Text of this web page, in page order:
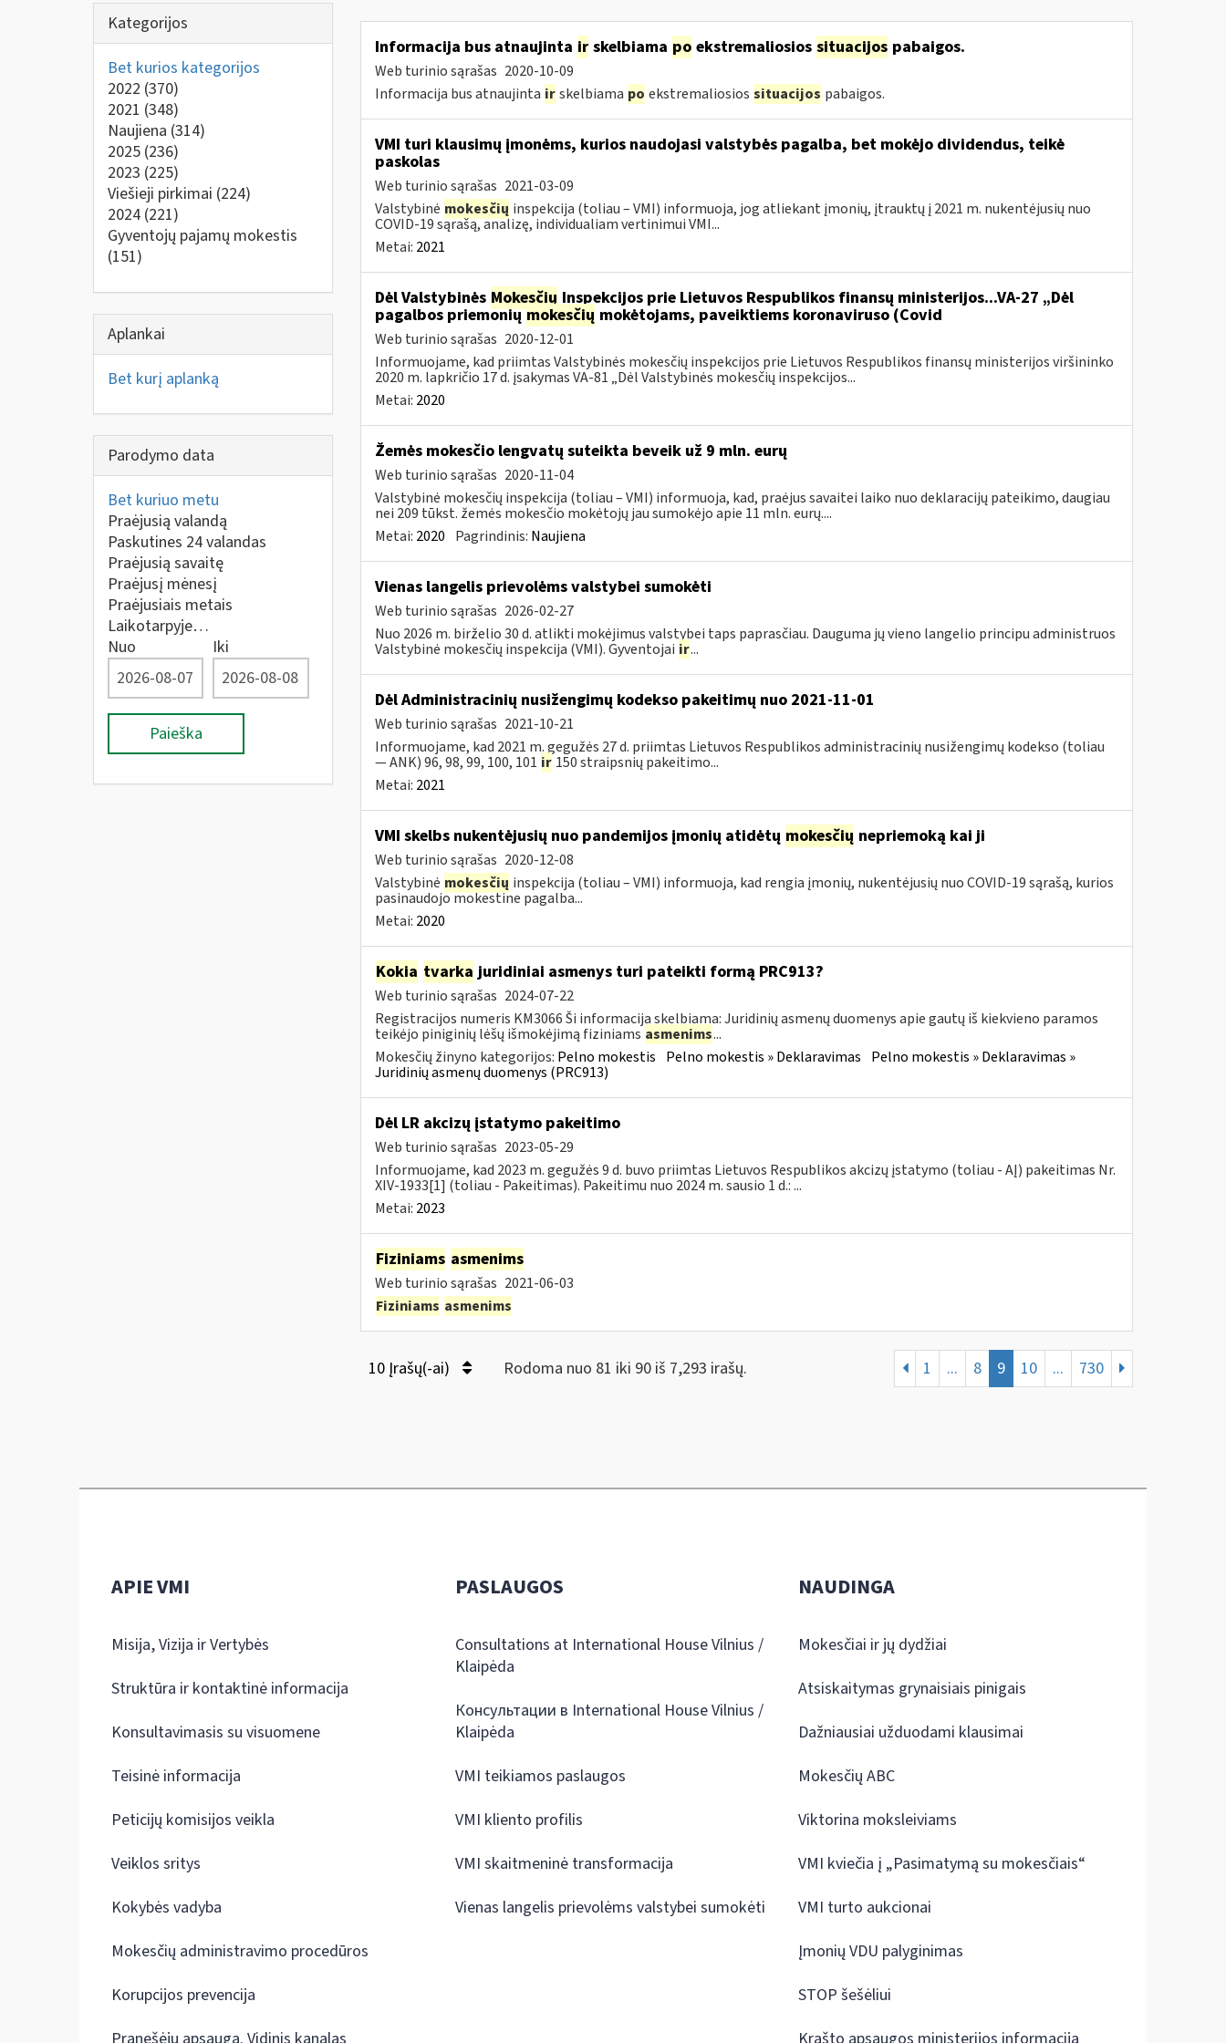
Kategorijos
Bet kurios kategorijos
2022 (370)
2021 (348)
Naujiena (314)
2025 (236)
2023 (225)
Viešieji pirkimai (224)
2024 (221)
Gyventojų pajamų mokestis
(151)
Aplankai
Bet kurį aplanką
Parodymo data
Bet kuriuo metu
Praėjusią valandą
Paskutines 24 valandas
Praėjusią savaitę
Praėjusį mėnesį
Praėjusiais metais
Laikotarpyje…
Nuo
Iki
Paieška
Informacija bus atnaujinta irskelbiama po ekstremaliosios situacijos pabaigos.
Web turinio sąrašas 2020-10-09
Informacija bus atnaujinta ir skelbiama po ekstremaliosios situacijos pabaigos.
VMI turi klausimų įmonėms, kurios naudojasi valstybės pagalba, bet mokėjo dividendus, teikė
paskolas
Web turinio sąrašas 2021-03-09
Valstybinė mokesčių inspekcija (toliau – VMI) informuoja, jog atliekant įmonių, įtrauktų į 2021 m. nukentėjusių nuo
COVID-19 sąrašą, analizę, individualiam vertinimui VMI...
Metai: 2021
Dėl Valstybinės MokesčiųInspekcijos prie Lietuvos Respublikos finansų ministerijos...VA-27 „Dėl
pagalbos priemoniųmokesčių mokėtojams, paveiktiems koronaviruso (Covid
Web turinio sąrašas 2020-12-01
Informuojame, kad priimtas Valstybinės mokesčių inspekcijos prie Lietuvos Respublikos finansų ministerijos viršininko
2020 m. lapkričio 17 d. įsakymas VA-81 „Dėl Valstybinės mokesčių inspekcijos...
Metai: 2020
Žemės mokesčio lengvatų suteikta beveik už 9 mln. eurų
Web turinio sąrašas 2020-11-04
Valstybinė mokesčių inspekcija (toliau – VMI) informuoja, kad, praėjus savaitei laiko nuo deklaracijų pateikimo, daugiau
nei 209 tūkst. žemės mokesčio mokėtojų jau sumokėjo apie 11 mln. eurų....
Metai: 2020 Pagrindinis: Naujiena
Vienas langelis prievolėms valstybei sumokėti
Web turinio sąrašas 2026-02-27
Nuo 2026 m. birželio 30 d. atlikti mokėjimus valstybei taps paprasčiau. Dauguma jų vieno langelio principu administruos
Valstybinė mokesčių inspekcija (VMI). Gyventojai ir...
Dėl Administracinių nusižengimų kodekso pakeitimų nuo 2021-11-01
Web turinio sąrašas 2021-10-21
Informuojame, kad 2021 m. gegužės 27 d. priimtas Lietuvos Respublikos administracinių nusižengimų kodekso (toliau
— ANK) 96, 98, 99, 100, 101 ir 150 straipsnių pakeitimo...
Metai: 2021
VMI skelbs nukentėjusių nuo pandemijos įmonių atidėtų mokesčių nepriemoką kai ji
Web turinio sąrašas 2020-12-08
Valstybinė mokesčių inspekcija (toliau – VMI) informuoja, kad rengia įmonių, nukentėjusių nuo COVID-19 sąrašą, kurios
pasinaudojo mokestine pagalba...
Metai: 2020
Kokia tvarka juridiniai asmenys turi pateikti formą PRC913?
Web turinio sąrašas 2024-07-22
Registracijos numeris KM3066 Ši informacija skelbiama: Juridinių asmenų duomenys apie gautų iš kiekvieno paramos
teikėjo piniginių lėšų išmokėjimą fiziniams asmenims...
Mokesčių žinyno kategorijos: Pelno mokestis Pelno mokestis » Deklaravimas Pelno mokestis » Deklaravimas »
Juridinių asmenų duomenys (PRC913)
Dėl LR akcizų įstatymo pakeitimo
Web turinio sąrašas 2023-05-29
Informuojame, kad 2023 m. gegužės 9 d. buvo priimtas Lietuvos Respublikos akcizų įstatymo (toliau - AĮ) pakeitimas Nr.
XIV-1933[1] (toliau - Pakeitimas). Pakeitimu nuo 2024 m. sausio 1 d.: ...
Metai: 2023
Fiziniams asmenims
Web turinio sąrašas 2021-06-03
Fiziniams asmenims
10 Įrašų(-ai) Rodoma nuo 81 iki 90 iš 7,293 irašų. 1 ... 8 9 10 ... 730
APIE VMI
Misija, Vizija ir Vertybės
Struktūra ir kontaktinė informacija
Konsultavimasis su visuomene
Teisinė informacija
Peticijų komisijos veikla
Veiklos sritys
Kokybės vadyba
Mokesčių administravimo procedūros
Korupcijos prevencija
PASLAUGOS
Consultations at International House Vilnius /
Klaipėda
Консультации в International House Vilnius /
Klaipėda
VMI teikiamos paslaugos
VMI kliento profilis
VMI skaitmeninė transformacija
Vienas langelis prievolėms valstybei sumokėti
NAUDINGA
Mokesčiai ir jų dydžiai
Atsiskaitymas grynaisiais pinigais
Dažniausiai užduodami klausimai
Mokesčių ABC
Viktorina moksleiviams
VMI kviečia į „Pasimatymą su mokesčiais“
VMI turto aukcionai
Įmonių VDU palyginimas
STOP šešėliui